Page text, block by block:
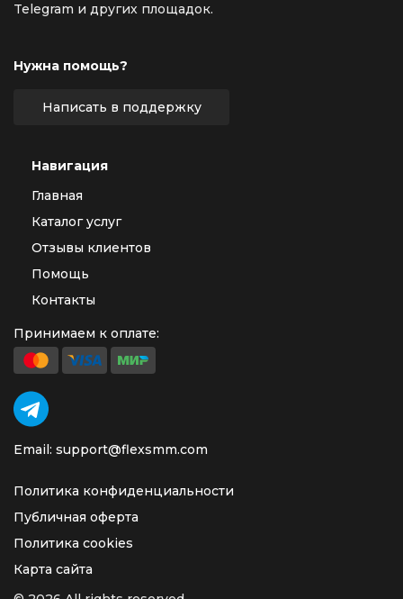
Telegram и других площадок.
Нужна помощь?
Написать в поддержку
Навигация
Главная
Каталог услуг
Отзывы клиентов
Помощь
Контакты
Принимаем к оплате:
Email: support@flexsmm.com
Политика конфиденциальности
Публичная оферта
Политика cookies
Карта сайта